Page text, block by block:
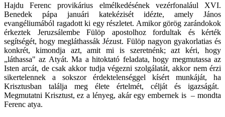
Hajdu Ferenc provikárius elmélkedésének vezérfonalául XVI.
Benedek pápa januári katekézisét idézte, amely János
evangéliumából ragadott ki egy részletet. Amikor görög zarándokok
érkeztek Jeruzsálembe Fülöp apostolhoz fordultak és kérték
segítségét, hogy megláthassák Jézust. Fülöp nagyon gyakorlatias és
konkrét, kimondja azt, amit mi is szeretnénk; azt kéri, hogy
„láthassa" az Atyát. Ma a hitoktató feladata, hogy megmutassa az
Isten arcát, de csak akkor tudja végezni szolgálatát, akkor nem érzi
sikertelennek a sokszor érdektelenséggel kísért munkáját, ha
Krisztusban találja meg élete értelmét, célját és igazságát.
Megmutatni Krisztust, ez a lényeg, akár egy embernek is – mondta
Ferenc atya.